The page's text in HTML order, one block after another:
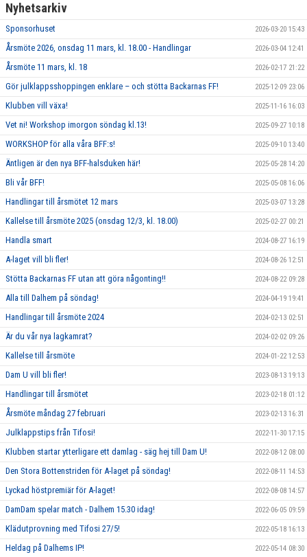
Nyhetsarkiv
Sponsorhuset 2026-03-20 15:43
Årsmöte 2026, onsdag 11 mars, kl. 18.00 - Handlingar 2026-03-04 12:41
Årsmöte 11 mars, kl. 18 2026-02-17 21:22
Gör julklappsshoppingen enklare – och stötta Backarnas FF! 2025-12-09 23:06
Klubben vill växa! 2025-11-16 16:03
Vet ni! Workshop imorgon söndag kl.13! 2025-09-27 10:18
WORKSHOP för alla våra BFF:s! 2025-09-10 13:40
Äntligen är den nya BFF-halsduken här! 2025-05-28 14:20
Bli vår BFF! 2025-05-08 16:06
Handlingar till årsmötet 12 mars 2025-03-07 13:28
Kallelse till årsmöte 2025 (onsdag 12/3, kl. 18.00) 2025-02-27 00:21
Handla smart 2024-08-27 16:19
A-laget vill bli fler! 2024-08-26 12:51
Stötta Backarnas FF utan att göra någonting!! 2024-08-22 09:28
Alla till Dalhem på söndag! 2024-04-19 19:41
Handlingar till årsmöte 2024 2024-02-13 02:51
Är du vår nya lagkamrat? 2024-02-02 09:26
Kallelse till årsmöte 2024-01-22 12:53
Dam U vill bli fler! 2023-08-13 19:13
Handlingar till årsmötet 2023-02-18 01:12
Årsmöte måndag 27 februari 2023-02-13 16:31
Julklappstips från Tifosi! 2022-11-30 17:15
Klubben startar ytterligare ett damlag - säg hej till Dam U! 2022-08-12 08:00
Den Stora Bottenstriden för A-laget på söndag! 2022-08-11 14:53
Lyckad höstpremiär för A-laget! 2022-08-08 14:57
DamDam spelar match - Dalhem 15.30 idag! 2022-06-05 09:59
Klädutprovning med Tifosi 27/5! 2022-05-18 16:13
Heldag på Dalhems IP! 2022-05-14 08:30